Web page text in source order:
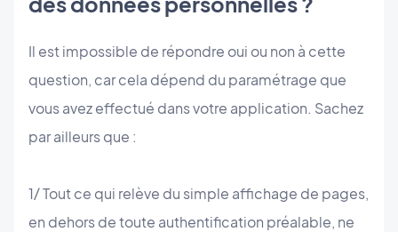
Il est impossible de répondre oui ou non à cette
question, car cela dépend du paramétrage que
vous avez effectué dans votre application. Sachez
par ailleurs que :
1/ Tout ce qui relève du simple affichage de pages,
en dehors de toute authentification préalable, ne